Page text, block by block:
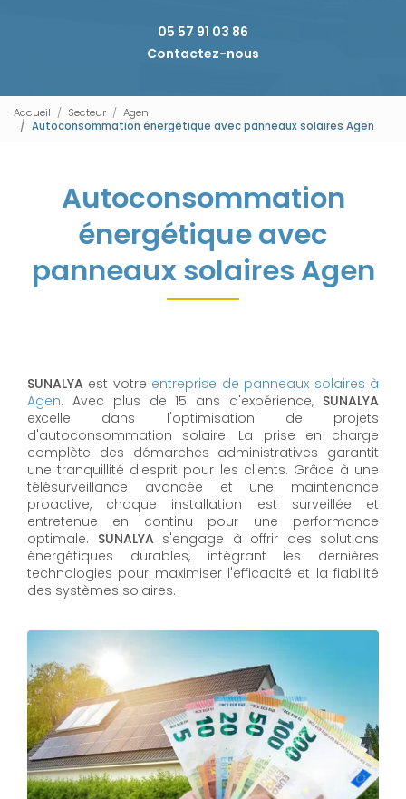
05 57 91 03 86
Contactez-nous
Accueil Secteur
Agen
Autoconsommation énergétique avec panneaux solaires Agen
Autoconsommation
énergétique avec
panneaux solaires Agen
SUNALYA est votre entreprise de panneaux solaires à
Agen. Avec plus de 15 ans d'expérience, SUNALYA
excelle dans l'optimisation de projets
d'autoconsommation solaire. La prise en charge
complète des démarches administratives garantit
une tranquillité d'esprit pour les clients. Grâce à une
télésurveillance avancée et une maintenance
proactive, chaque installation est surveillée et
entretenue en continu pour une performance
optimale. SUNALYA s'engage à offrir des solutions
énergétiques durables, intégrant les dernières
technologies pour maximiser l'efficacité et la fiabilité
des systèmes solaires.